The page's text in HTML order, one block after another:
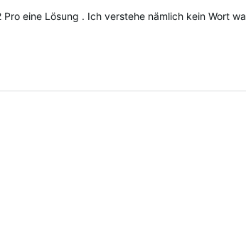
eine Lösung . Ich verstehe nämlich kein Wort